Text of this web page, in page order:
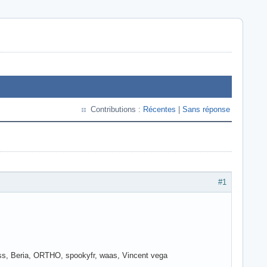
Contributions : Récentes Sans réponse
#1
Beria, ORTHO, spookyfr, waas, Vincent vega